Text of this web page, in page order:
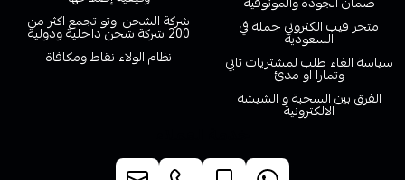
متجر فيب الكتروني جملة في
السعودية
سياسة الغاء طلب لمشتريات تابي
وتمارا او مدئ
الفرق بين السحبة و الشيشة
الالكترونية
شركة الشحن اوتو تجمع اكثر من
200 شركة شحن داخلية ودولية
نظام الولاء نقاط ومكافاة